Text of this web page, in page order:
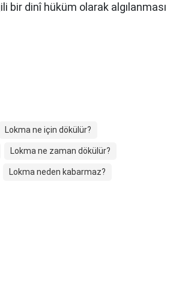
bir dinî hüküm olarak algılanması
Lokma ne için dökülür?
Lokma ne zaman dökülür?
Lokma neden kabarmaz?